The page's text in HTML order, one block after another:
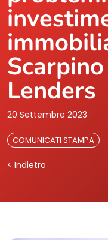
Lenders
20 Settembre 2023
COMUNICATI STAMPA
< Indietro